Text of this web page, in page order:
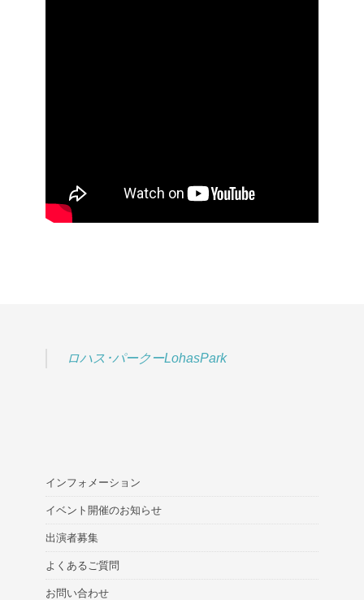
ロハス･パークーLohasPark
インフォメーション
イベント開催のお知らせ
出演者募集
よくあるご質問
お問い合わせ